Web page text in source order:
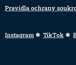
Pravidla ochrany
Instagram✸ TikTok✸